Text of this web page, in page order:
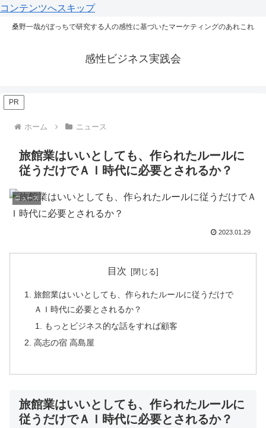
コンテンツへスキップ
桑野一哉がぼっちで研究する人の感性に基づいたマーケティングのあれこれ
感性ビジネス実践会
PR
ホーム ニュース
旅館業はいいとしても、作られたルールに
従うだけでＡＩ時代に必要とされるか？
ニュース
2023.01.29
目次
旅館業はいいとしても、作られたルールに従うだけで
ＡＩ時代に必要とされるか？
もっとビジネス的な話をすれば顧客
高志の宿 高島屋
旅館業はいいとしても、作られたルールに
従うだけでＡＩ時代に必要とされるか？